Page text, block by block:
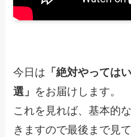
今日は 「絶対やっては
選」 をお届けします。
これを見れば、基本的
きますので最後まで見